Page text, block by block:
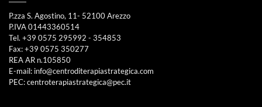
P.zza S. Agostino, 11- 52100 Arezzo
P.IVA 01443360514
Tel. +39 0575 295992 - 354853
Fax: +39 0575 350277
REA AR n.105850
E-mail: info@centroditerapiastrategica.com
PEC:centroterapiastrategica@pec.it